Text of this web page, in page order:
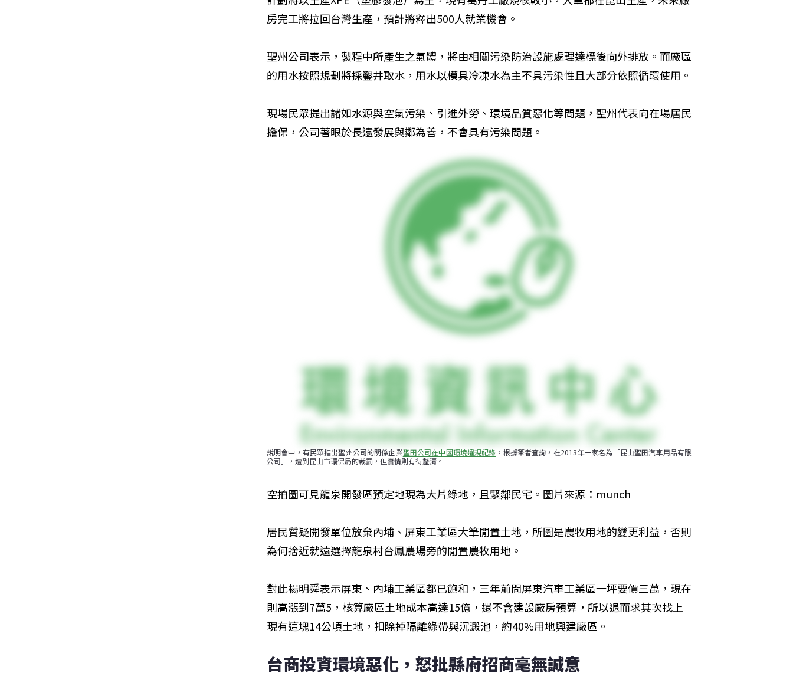
房完工將拉回台灣生產，預計將釋出500人就業機會。
聖州公司表示，製程中所產生之氣體，將由相關污染防治設施處理達標後向外排放。而廠區
的用水按照規劃將採鑿井取水，用水以模具冷凍水為主不具污染性且大部分依照循環使用。
現場民眾提出諸如水源與空氣污染、引進外勞、環境品質惡化等問題，聖州代表向在場居民
擔保，公司著眼於長遠發展與鄰為善，不會具有污染問題。
說明會中，有民眾指出聖州公司的關係企業聖田公司在中國環境違規紀錄 ，根據筆者查詢，在2013年一家名為「昆山聖田汽車用品有限
公司」，遭到昆山市環保局的裁罰，但實情則有待釐清。
空拍圖可見龍泉開發區預定地現為大片綠地，且緊鄰民宅。圖片來源：munch
居民質疑開發單位放棄內埔、屏東工業區大筆閒置土地，所圖是農牧用地的變更利益，否則
為何捨近就遠選擇龍泉村台鳳農場旁的閒置農牧用地。
對此楊明舜表示屏東、內埔工業區都已飽和，三年前問屏東汽車工業區一坪要價三萬，現在
則高漲到7萬5，核算廠區土地成本高達15億，還不含建設廠房預算，所以退而求其次找上
現有這塊14公頃土地，扣除掉隔離綠帶與沉澱池，約40%用地興建廠區。
台商投資環境惡化，怒批縣府招商毫無誠意